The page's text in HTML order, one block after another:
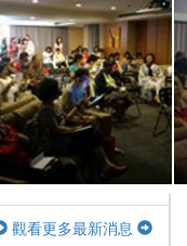
觀看更多最新消息